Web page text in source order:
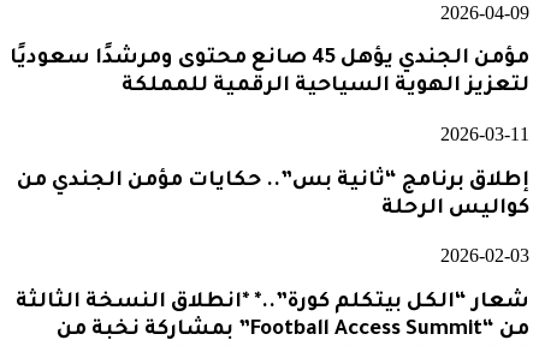
2026-04-09
مؤمن الجندي يؤهل 45 صانع محتوى ومرشدًا سعوديًا
لتعزيز الهوية السياحية الرقمية للمملكة
2026-03-11
إطلاق برنامج “ثانية بس”.. حكايات مؤمن الجندي من
كواليس الرحلة
2026-02-03
شعار “الكل بيتكلم كورة”..* *انطلاق النسخة الثالثة
من “Football Access Summit” بمشاركة نخبة من